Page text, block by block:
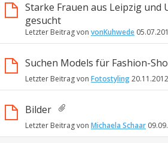
Starke Frauen aus Leipzig und
gesucht
Letzter Beitrag von vonKuhwede
Suchen Models für Fashion-
Letzter Beitrag von Fotostyling20.11.2012
Bilder
Letzter Beitrag von Michaela Schaar